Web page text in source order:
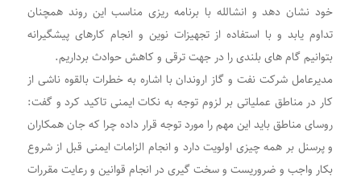
خود نشان دهد و انشالله با برنامه ریزی مناسب این روند همچنان
تداوم یابد و با استفاده از تجهیزات نوین و انجام کارهای پیشگیرانه
بتوانیم گام های بلندی را در جهت ترقی و کاهش حوادث برداریم.
مدیرعامل شرکت نفت و گاز اروندان با اشاره به خطرات بالقوه ناشی از
کار در مناطق عملیاتی بر لزوم توجه به نکات ایمنی تاکید کرد و گفت:
روسای مناطق باید این مهم را مورد توجه قرار داده چرا که جان همکاران
و پرسنل بر همه چیزی اولویت دارد و انجام الزامات ایمنی قبل از شروع
بکار واجب و ضروریست و سخت گیری در انجام قوانین و رعایت مقررات